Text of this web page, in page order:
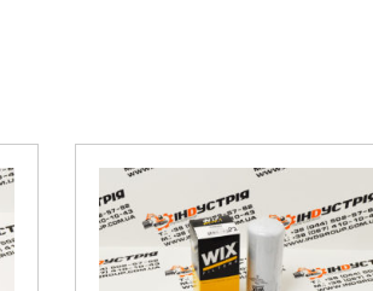
з нами
запасних частин